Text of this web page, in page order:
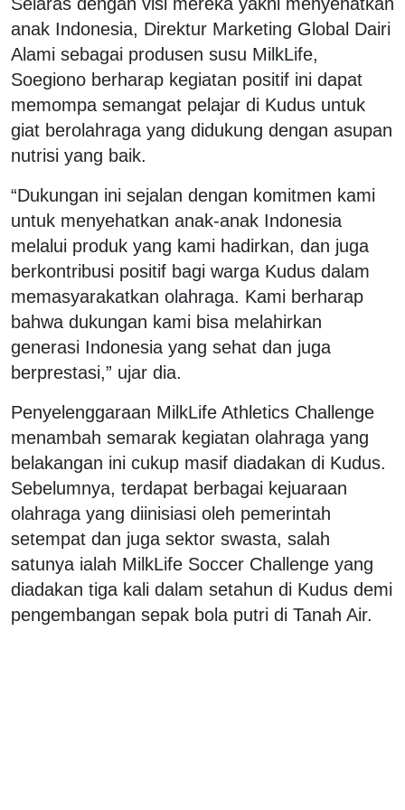
anak Indonesia, Direktur Marketing Global Dairi
Alami sebagai produsen susu MilkLife,
Soegiono berharap kegiatan positif ini dapat
memompa semangat pelajar di Kudus untuk
giat berolahraga yang didukung dengan asupan
nutrisi yang baik.
“Dukungan ini sejalan dengan komitmen kami
untuk menyehatkan anak-anak Indonesia
melalui produk yang kami hadirkan, dan juga
berkontribusi positif bagi warga Kudus dalam
memasyarakatkan olahraga. Kami berharap
bahwa dukungan kami bisa melahirkan
generasi Indonesia yang sehat dan juga
berprestasi,” ujar dia.
Penyelenggaraan MilkLife Athletics Challenge
menambah semarak kegiatan olahraga yang
belakangan ini cukup masif diadakan di Kudus.
Sebelumnya, terdapat berbagai kejuaraan
olahraga yang diinisiasi oleh pemerintah
setempat dan juga sektor swasta, salah
satunya ialah MilkLife Soccer Challenge yang
diadakan tiga kali dalam setahun di Kudus demi
pengembangan sepak bola putri di Tanah Air.